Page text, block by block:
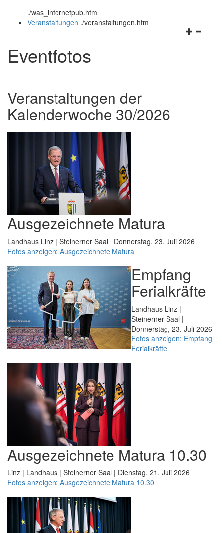
und
schließen
./was_internetpub.htm
Veranstaltungen ./veranstaltungen.htm
Eventfotos
Veranstaltungen der
Kalenderwoche 30/2026
Ausgezeichnete Matura
Landhaus Linz | Steinerner Saal | Donnerstag, 23. Juli 2026
Fotos anzeigen: Ausgezeichnete Matura
Empfang
Ferialkräfte
Landhaus Linz |
Steinerner Saal |
Donnerstag, 23. Juli 2026
Fotos anzeigen: Empfang
Ferialkräfte
Ausgezeichnete Matura 10.30
Linz | Landhaus | Steinerner Saal | Dienstag, 21. Juli 2026
Fotos anzeigen: Ausgezeichnete Matura 10.30